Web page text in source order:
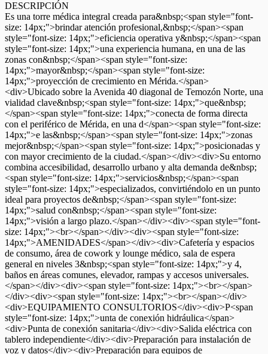
DESCRIPCIÓN
Es una torre médica integral creada para&nbsp;<span style="font-
size: 14px;">brindar atención profesional,&nbsp;</span><span
style="font-size: 14px;">eficiencia operativa y&nbsp;</span><span
style="font-size: 14px;">una experiencia humana, en una de las
zonas con&nbsp;</span><span style="font-size:
14px;">mayor&nbsp;</span><span style="font-size:
14px;">proyección de crecimiento en Mérida.</span>
<div>Ubicado sobre la Avenida 40 diagonal de Temozón Norte, una
vialidad clave&nbsp;<span style="font-size: 14px;">que&nbsp;
</span><span style="font-size: 14px;">conecta de forma directa
con el periférico de Mérida, en una d</span><span style="font-size:
14px;">e las&nbsp;</span><span style="font-size: 14px;">zonas
mejor&nbsp;</span><span style="font-size: 14px;">posicionadas y
con mayor crecimiento de la ciudad.</span></div><div>Su entorno
combina accesibilidad, desarrollo urbano y alta demanda de&nbsp;
<span style="font-size: 14px;">servicios&nbsp;</span><span
style="font-size: 14px;">especializados, convirtiéndolo en un punto
ideal para proyectos de&nbsp;</span><span style="font-size:
14px;">salud con&nbsp;</span><span style="font-size:
14px;">visión a largo plazo.</span></div><div><span style="font-
size: 14px;"><br></span></div><div><span style="font-size:
14px;">AMENIDADES</span></div><div>Cafetería y espacios
de consumo, área de cowork y lounge médico, sala de espera
general en niveles 3&nbsp;<span style="font-size: 14px;">y 4,
baños en áreas comunes, elevador, rampas y accesos universales.
</span></div><div><span style="font-size: 14px;"><br></span>
</div><div><span style="font-size: 14px;"><br></span></div>
<div>EQUIPAMIENTO CONSULTORIOS</div><div>P<span
style="font-size: 14px;">unta de conexión hidráulica</span>
<div>Punta de conexión sanitaria</div><div>Salida eléctrica con
tablero independiente</div><div>Preparación para instalación de
voz y datos</div><div>Preparación para equipos de